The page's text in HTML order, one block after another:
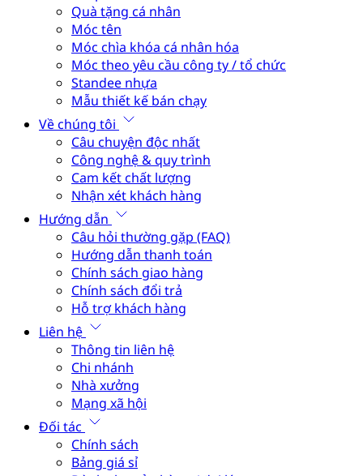
Quà tặng cá nhân
Móc tên
Móc chìa khóa cá nhân hóa
Móc theo yêu cầu công ty / tổ chức
Standee nhựa
Mẫu thiết kế bán chạy
Về chúng tôi
Câu chuyện độc nhất
Công nghệ & quy trình
Cam kết chất lượng
Nhận xét khách hàng
Hướng dẫn
Câu hỏi thường gặp (FAQ)
Hướng dẫn thanh toán
Chính sách giao hàng
Chính sách đổi trả
Hỗ trợ khách hàng
Liên hệ
Thông tin liên hệ
Chi nhánh
Nhà xưởng
Mạng xã hội
Đối tác
Chính sách
Bảng giá sỉ